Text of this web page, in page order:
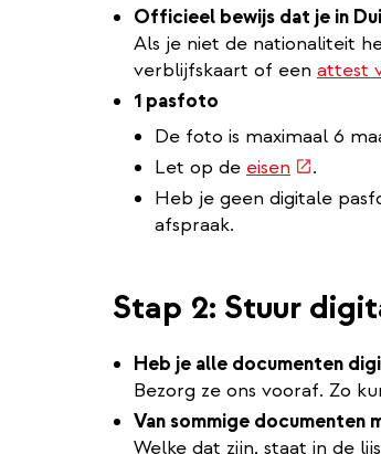
Officieel bewijs dat je in
Als je niet de nationaliteit
verblijfskaart of een attest
1 pasfoto
De foto is maximaal 6
Let op de eisen (externe
link)
.
Heb je geen digitale
afspraak.
Stap 2: Stuur
Heb je alle documenten
Bezorg ze ons vooraf. Zo
Van sommige documenten
Welke dat zijn, staat in de